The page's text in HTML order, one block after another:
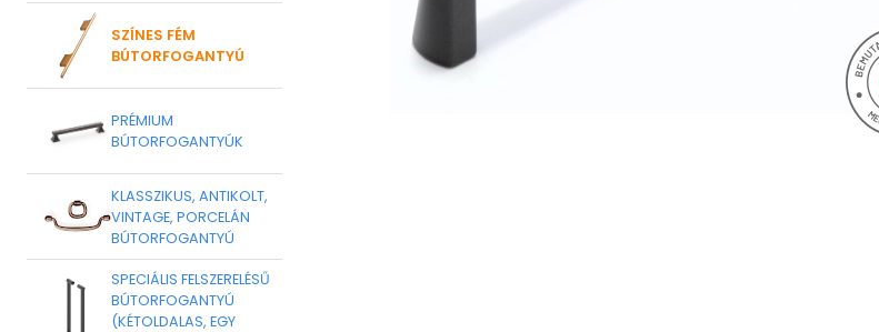
SZÍNES FÉM
BÚTORFOGANTYÚ
PRÉMIUM
BÚTORFOGANTYÚK
KLASSZIKUS, ANTIKOLT,
VINTAGE, PORCELÁN
BÚTORFOGANTYÚ
SPECIÁLIS FELSZERELÉSŰ
BÚTORFOGANTYÚ
(KÉTOLDALAS, EGY